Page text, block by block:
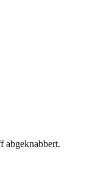
abgeknabbert.